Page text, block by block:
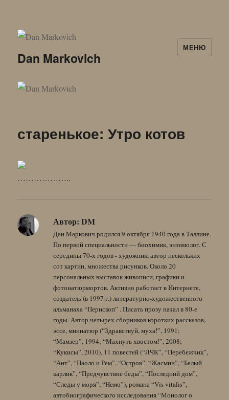
Dan Markovich
МЕНЮ
старенькое: Утро котов
………………..
Автор: DM
Дан Маркович родился 9 октября 1940 года в Таллине.
По первой специальности — биохимик, энзимолог. С
середины 70-х годов - художник, автор нескольких
сот картин, множества рисунков. Около 20
персональных выставок живописи, графики и
фотонатюрмортов. Активно работает в Интернете,
создатель (в 1997 г.) литературно-художественного
альманаха “Перископ” . Писать прозу начал в 80-е
годы. Автор четырех сборников коротких рассказов,
эссе, миниатюр (“Здравствуй, муха!”, 1991;
“Мамзер”, 1994; “Махнуть хвостом!”, 2008;
“Кукисы”, 2010), 11 повестей (“ЛЧК”, “Перебежчик”,
“Ант”, “Паоло и Рем”, “Остров”, “Жасмин”, “Белый
карлик”, “Предчувствие беды”, “Последний дом”,
“Следы у моря”, “Немо”), романа “Vis vitalis”,
автобиографического исследования “Монолог о